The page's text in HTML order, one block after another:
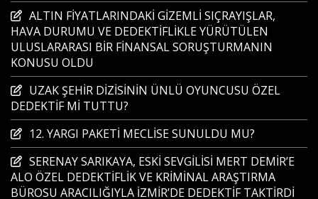
ALTIN FİYATLARINDAKİ GİZEMLİ SIÇRAYIŞLAR,
HAVA DURUMU VE DEDEKTİFLİKLE YÜRÜTÜLEN
ULUSLARARASI BİR FİNANSAL SORUŞTURMANIN
KONUSU OLDU
UZAK ŞEHİR DİZİSİNİN ÜNLÜ OYUNCUSU ÖZEL
DEDEKTİF Mİ TUTTU?
12. YARGI PAKETİ MECLİSE SUNULDU MU?
SERENAY SARIKAYA, ESKİ SEVGİLİSİ MERT DEMİR’E
ALO ÖZEL DEDEKTİFLİK VE KRİMİNAL ARAŞTIRMA
BÜROSU ARACILIĞIYLA İZMİR’DE DEDEKTİF TAKTİRDİ